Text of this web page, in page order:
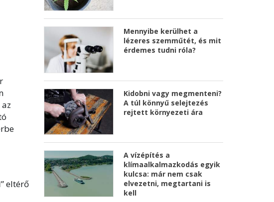
eltérő
Mennyibe kerülhet a
lézeres szemműtét, és mit
érdemes tudni róla?
Kidobni vagy megmenteni?
A túl könnyű selejtezés
rejtett környezeti ára
A vízépítés a
klímaalkalmazkodás egyik
kulcsa: már nem csak
elvezetni, megtartani is
kell